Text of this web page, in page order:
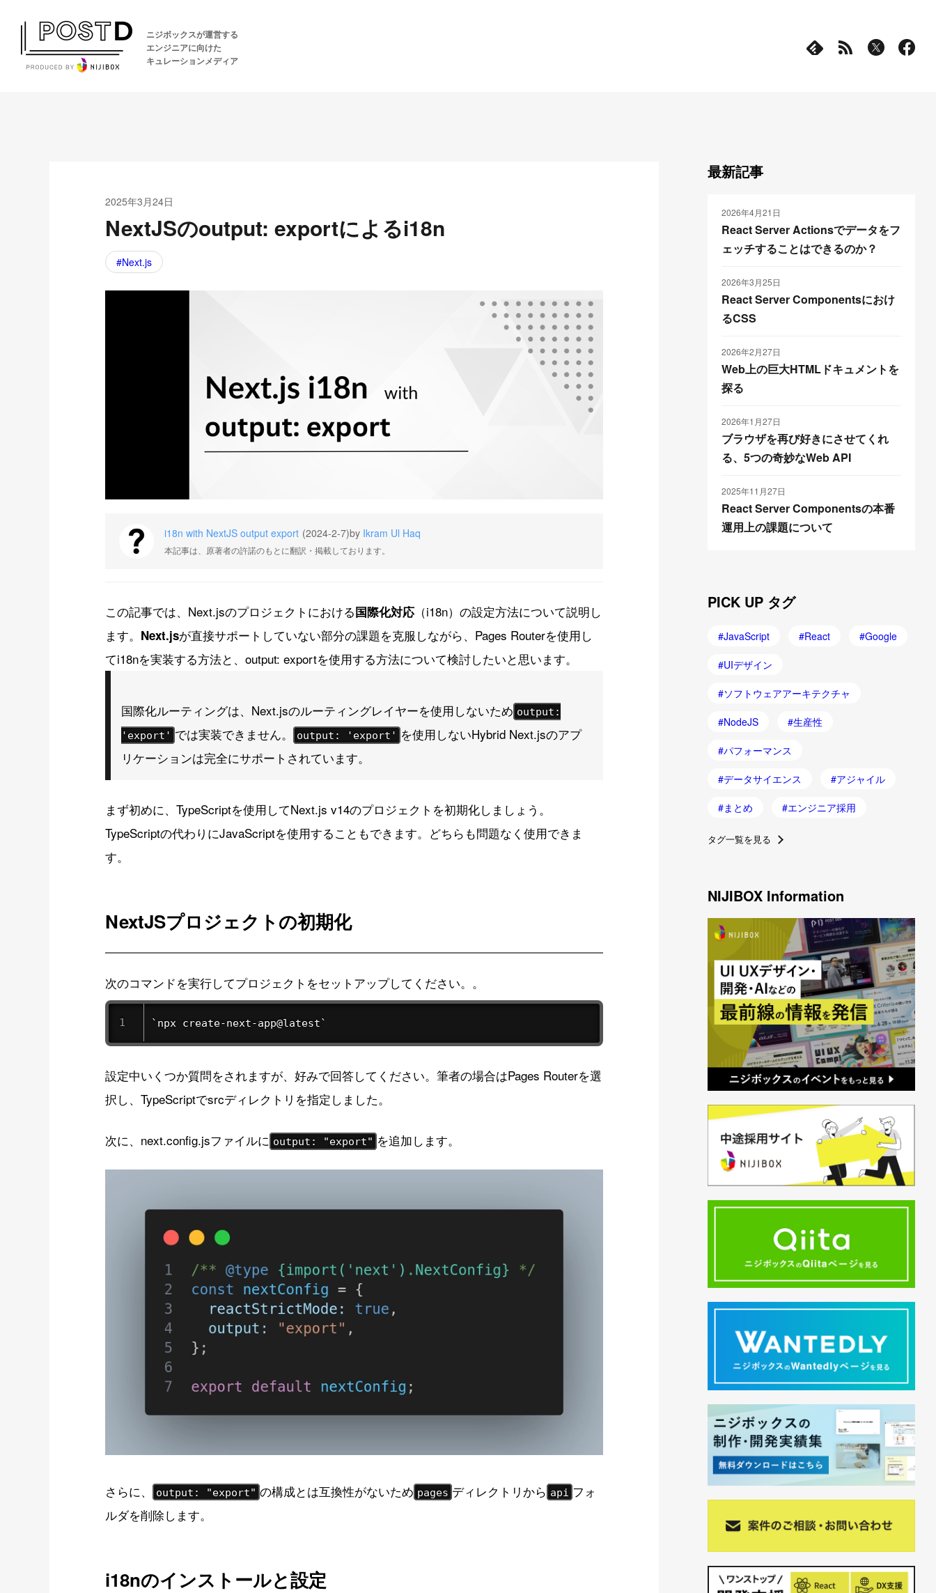
ニジボックスが運営する
エンジニアに向けた
キュレーションメディア
2025年3月24日
NextJSのoutput: exportによるi18n
Next.js
i18n with NextJS output export (2024-2-7)by Ikram Ul Haq
本記事は、原著者の許諾のもとに翻訳・掲載しております。
この記事では、Next.jsのプロジェクトにおける国際化対応（i18n）の設定方法について説明し
ます。 Next.jsが直接サポートしていない部分の課題を克服しながら、Pages Routerを使用し
てi18nを実装する方法と、output: exportを使用する方法について検討したいと思います。
国際化ルーティングは、Next.jsのルーティングレイヤーを使用しないため output:
'export' では実装できません。 output: 'export' を使用しないHybrid Next.jsのアプ
リケーションは完全にサポートされています。
まず初めに、TypeScriptを使用してNext.js v14のプロジェクトを初期化しましょう。
TypeScriptの代わりにJavaScriptを使用することもできます。どちらも問題なく使用できま
す。
NextJSプロジェクトの初期化
次のコマンドを実行してプロジェクトをセットアップしてください。。
`npx create-next-app@latest`
設定中いくつか質問をされますが、好みで回答してください。筆者の場合はPages Routerを選
択し、TypeScriptでsrcディレクトリを指定しました。
次に、next.config.jsファイルに output: "export" を追加します。
さらに、 output: "export" の構成とは互換性がないため pages ディレクトリから api フォ
ルダを削除します。
i18nのインストールと設定
最新記事
2026年4月21日
React Server Actionsでデータをフ
ェッチすることはできるのか？
2026年3月25日
React Server Componentsにおけ
るCSS
2026年2月27日
Web上の巨大HTMLドキュメントを
探る
2026年1月27日
ブラウザを再び好きにさせてくれ
る、5つの奇妙なWeb API
2025年11月27日
React Server Componentsの本番
運用上の課題について
PICK UP タグ
JavaScript React Google
UIデザイン
ソフトウェアアーキテクチャ
NodeJS 生産性
パフォーマンス
データサイエンス アジャイル
まとめ エンジニア採用
タグ一覧を見る
NIJIBOX Information